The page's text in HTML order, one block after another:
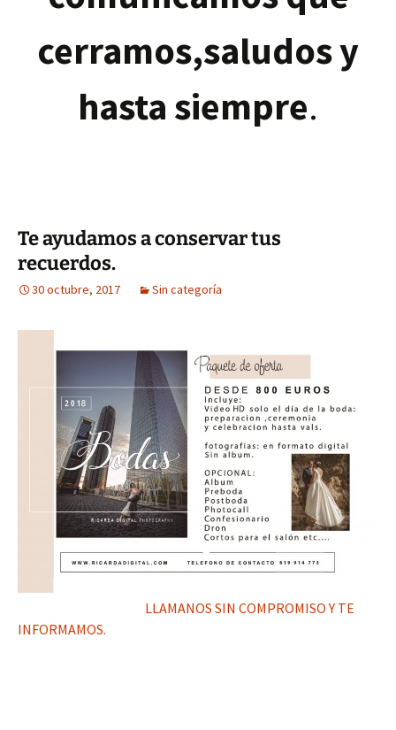
cerramos,saludos y
hasta siempre.
Te ayudamos a conservar tus
recuerdos.
30 octubre, 2017 Sin categoría
LLAMANOS SIN COMPROMISO Y TE
INFORMAMOS.